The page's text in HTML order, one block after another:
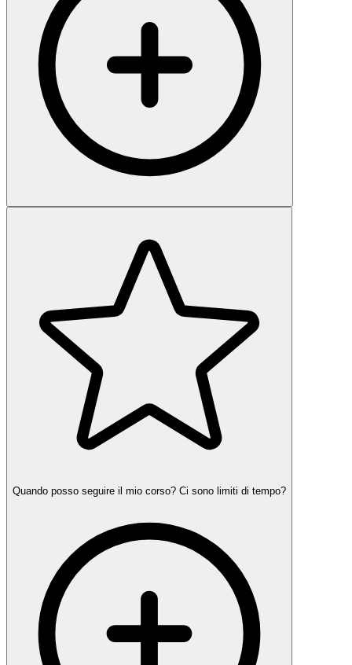
Quando posso seguire il mio corso? Ci sono limiti di tempo?